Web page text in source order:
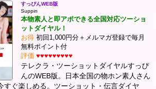
すっぴんWEB版
Suppin
本物素人と即アポできる全国対応ツーショ
ットダイヤル！
お得 初回1,000円分＋メルマガ登録で毎月
無料ポイント付
評価 ♥♥♥♥♥♥♥♥♥
テレクラ・ツーショットダイヤルすっぴ
んのWEB版。日本全国の物ホン素人さん
すぐ楽しめる。ツーショット・伝言ダイヤ